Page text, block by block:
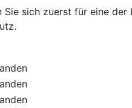
Sie sich zuerst für eine der